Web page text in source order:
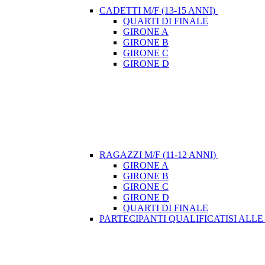
CADETTI M/F (13-15 ANNI)
QUARTI DI FINALE
GIRONE A
GIRONE B
GIRONE C
GIRONE D
RAGAZZI M/F (11-12 ANNI)
GIRONE A
GIRONE B
GIRONE C
GIRONE D
QUARTI DI FINALE
PARTECIPANTI QUALIFICATISI